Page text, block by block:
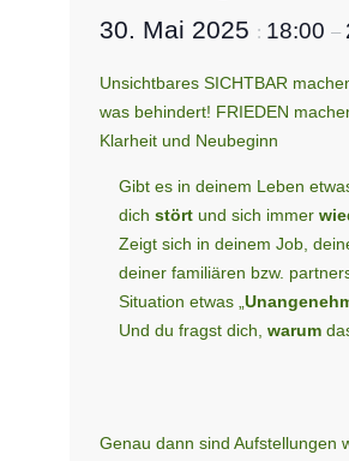
30. Mai 2025 : 18:00 –
Unsichtbares SICHTBAR
was behindert! FRIEDEN
Klarheit und Neubeginn
Gibt es in deinem Leben
dich stört und sich immer
Zeigt sich in deinem Job,
deiner familiären bzw.
Situation etwas „
Und du fragst dich, warum
Genau dann sind Aufstellungen